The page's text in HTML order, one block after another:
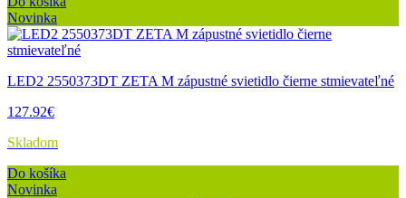
Novinka
LED2 2550373DT ZETA M zápustné svietidlo čierne stmievateľné
127.92€
Skladom
Do košíka
Novinka